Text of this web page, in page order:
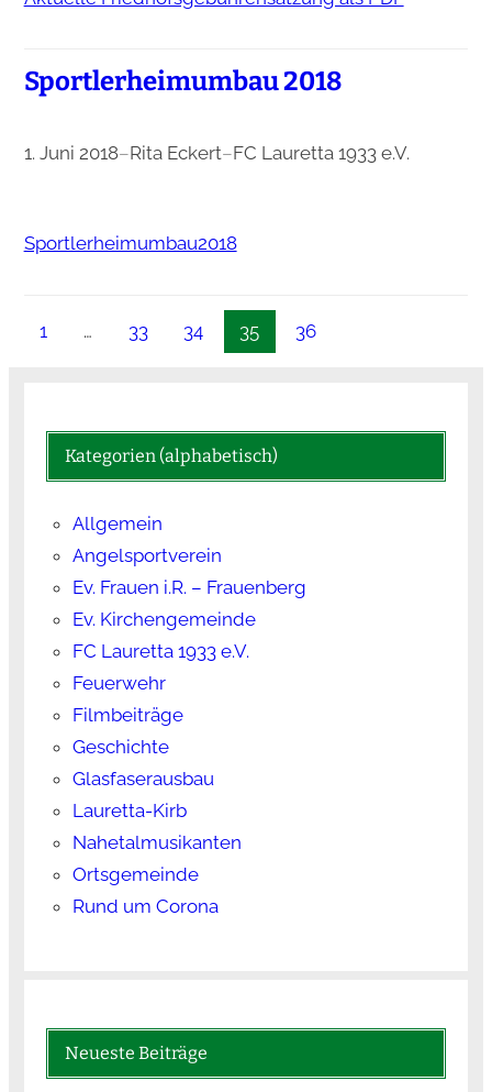
Sportlerheimumbau 2018
1. Juni 2018–Rita Eckert–FC Lauretta 1933 e.V.
Sportlerheimumbau2018
1 … 33 34 35 36
Kategorien (alphabetisch)
Allgemein
Angelsportverein
Ev. Frauen i.R. – Frauenberg
Ev. Kirchengemeinde
FC Lauretta 1933 e.V.
Feuerwehr
Filmbeiträge
Geschichte
Glasfaserausbau
Lauretta-Kirb
Nahetalmusikanten
Ortsgemeinde
Rund um Corona
Neueste Beiträge